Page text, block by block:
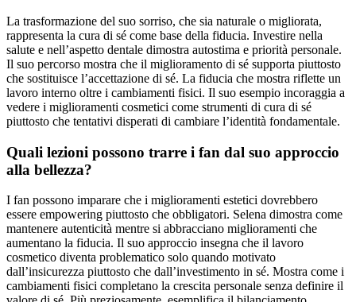
La trasformazione del suo sorriso, che sia naturale o migliorata,
rappresenta la cura di sé come base della fiducia. Investire nella
salute e nell’aspetto dentale dimostra autostima e priorità personale.
Il suo percorso mostra che il miglioramento di sé supporta piuttosto
che sostituisce l’accettazione di sé. La fiducia che mostra riflette un
lavoro interno oltre i cambiamenti fisici. Il suo esempio incoraggia a
vedere i miglioramenti cosmetici come strumenti di cura di sé
piuttosto che tentativi disperati di cambiare l’identità fondamentale.
Quali lezioni possono trarre i fan dal suo approccio
alla bellezza?
I fan possono imparare che i miglioramenti estetici dovrebbero
essere empowering piuttosto che obbligatori. Selena dimostra come
mantenere autenticità mentre si abbracciano miglioramenti che
aumentano la fiducia. Il suo approccio insegna che il lavoro
cosmetico diventa problematico solo quando motivato
dall’insicurezza piuttosto che dall’investimento in sé. Mostra come i
cambiamenti fisici completano la crescita personale senza definire il